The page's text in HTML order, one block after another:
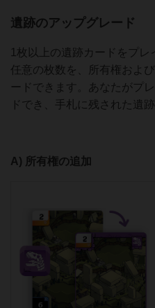
遺跡のアップグレード
1枚以上の遺跡カードをプ
任意の枚数を、所有権およ
ードできます。あなたがプ
ドでき、手札に残された遺
A) 所有権の追加